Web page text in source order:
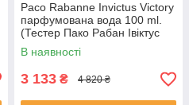
Paco Rabanne Invictus Victory
парфумована вода 100 ml.
(Тестер Пако Рабан Івіктус
Вікторі)
В наявності
3 133 ₴ 4 820 ₴